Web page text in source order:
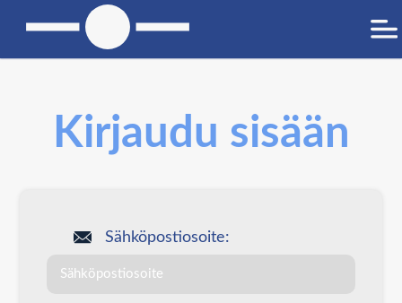
Kirjaudu sisään
Sähköpostiosoite: